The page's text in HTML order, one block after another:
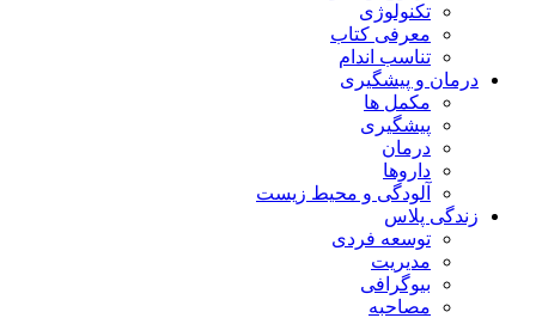
تکنولوژی
معرفی کتاب
تناسب اندام
درمان و پیشگیری
مکمل ها
پیشگیری
درمان
داروها
آلودگی و محیط زیست
زندگی پلاس
توسعه فردی
مدیریت
بیوگرافی
مصاحبه